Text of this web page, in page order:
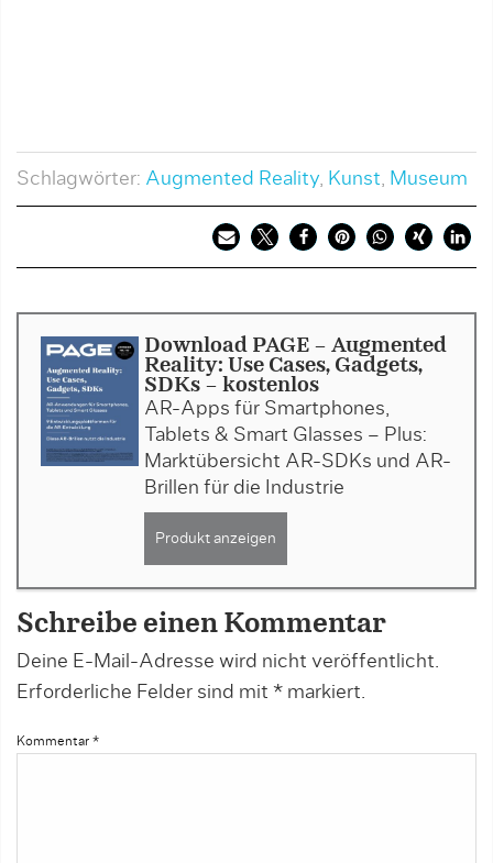
Schlagwörter: Augmented Reality, Kunst, Museum
Download PAGE - Augmented
Reality: Use Cases, Gadgets,
SDKs - kostenlos
AR-Apps für Smartphones,
Tablets & Smart Glas­ses – Plus:
Marktübersicht AR-SDKs und AR-
Brillen für die Industrie
Produkt anzeigen
Schreibe einen Kommentar
Deine E-Mail-Adresse wird nicht veröffentlicht.
Erforderliche Felder sind mit * markiert.
Kommentar *